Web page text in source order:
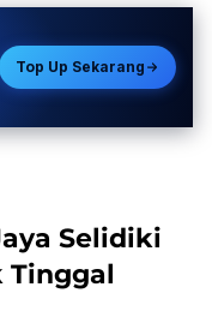
Top Up Sekarang
Selidiki
Tinggal